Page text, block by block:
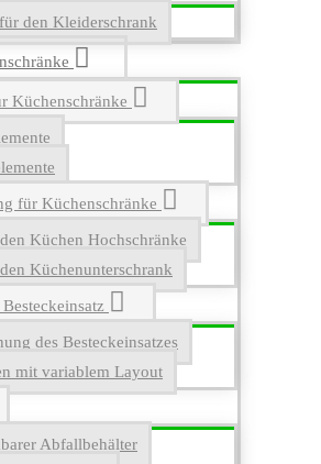
den Kleiderschrank
Küchenschränke
für Küchenschränke
Küchen Hochschränke
Küchenunterschrank
des Besteckeinsatzes
mit variablem Layout
Abfallbehälter